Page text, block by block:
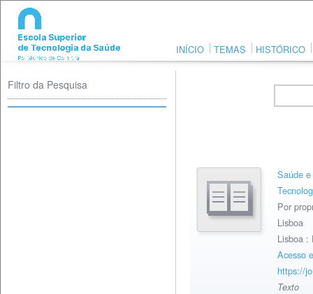
INÍCIO TEMAS HISTÓRICO
Filtro da Pesquisa
Saúde
Por
Lisboa
Lisboa
Acesso
https://
Texto